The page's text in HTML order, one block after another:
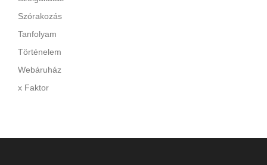
Szórakozás
Tanfolyam
Történelem
Webáruház
x Faktor